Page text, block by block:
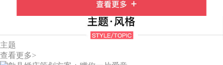
主题
查看更多>